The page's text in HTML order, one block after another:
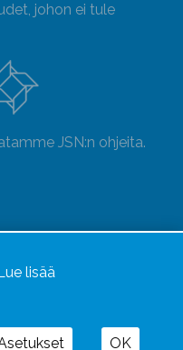
johon ei tule
JSN:n ohjeita.
lisää
OK